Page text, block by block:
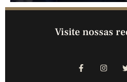
Visite nossas